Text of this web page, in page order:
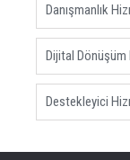
Danışmanlık
Dijital
Destekleyici